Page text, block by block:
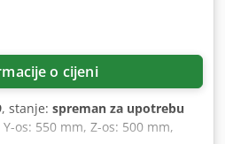
o cijeni
, stanje: spreman za upotrebu
os: 550 mm, Z-os: 500 mm,